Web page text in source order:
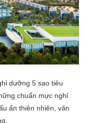
dưỡng 5 sao tiêu
chuẩn mực nghỉ
ấn thiên nhiên, văn